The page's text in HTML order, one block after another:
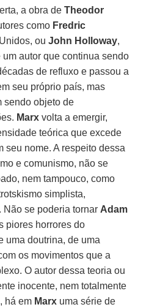
a obra deTheodor
como Fredric
ouJohn Holloway,
autor que continua sendo
de refluxo e passou a
seu próprio país, mas
sendo objeto de
Marx volta a emergir,
teórica que excede
seu nome. A respeito dessa
e comunismo, não se
nem tampouco, como
simplista,
se poderia tornar Adam
piores horrores do
uma doutrina, de uma
os movimentos que a
O autor dessa teoria ou
inocente, nem totalmente
há em Marx uma série de